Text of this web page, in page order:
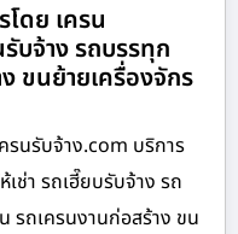
โดย เครน
บจ้าง รถบรรทุก
ขนย้ายเครื่องจักร
รนรับจ้าง.com บริการ
ช่า รถเฮี๊ยบรับจ้าง รถ
รถเครนงานก่อสร้าง ขน